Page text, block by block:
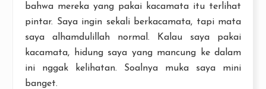
bahwa mereka yang pakai kacamata itu terlihat
pintar. Saya ingin sekali berkacamata, tapi mata
saya alhamdulillah normal. Kalau saya pakai
kacamata, hidung saya yang mancung ke dalam
ini nggak kelihatan. Soalnya muka saya mini
banget.